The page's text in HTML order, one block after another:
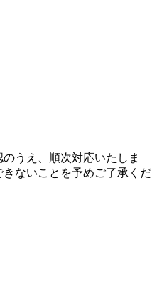
うえ、順次対応いたしま
ないことを予めご了承くだ